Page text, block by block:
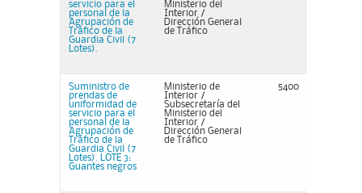
servicio para el
personal de la
Agrupación de
Tráfico de la
Guardia Civil (7
Lotes).
Ministerio del
Interior /
Dirección General
de Tráfico
Suministro de
prendas de
uniformidad de
servicio para el
personal de la
Agrupación de
Tráfico de la
Guardia Civil (7
Lotes). LOTE 3:
Guantes negros
Ministerio de
Interior /
Subsecretaría del
Ministerio del
Interior /
Dirección General
de Tráfico
5400